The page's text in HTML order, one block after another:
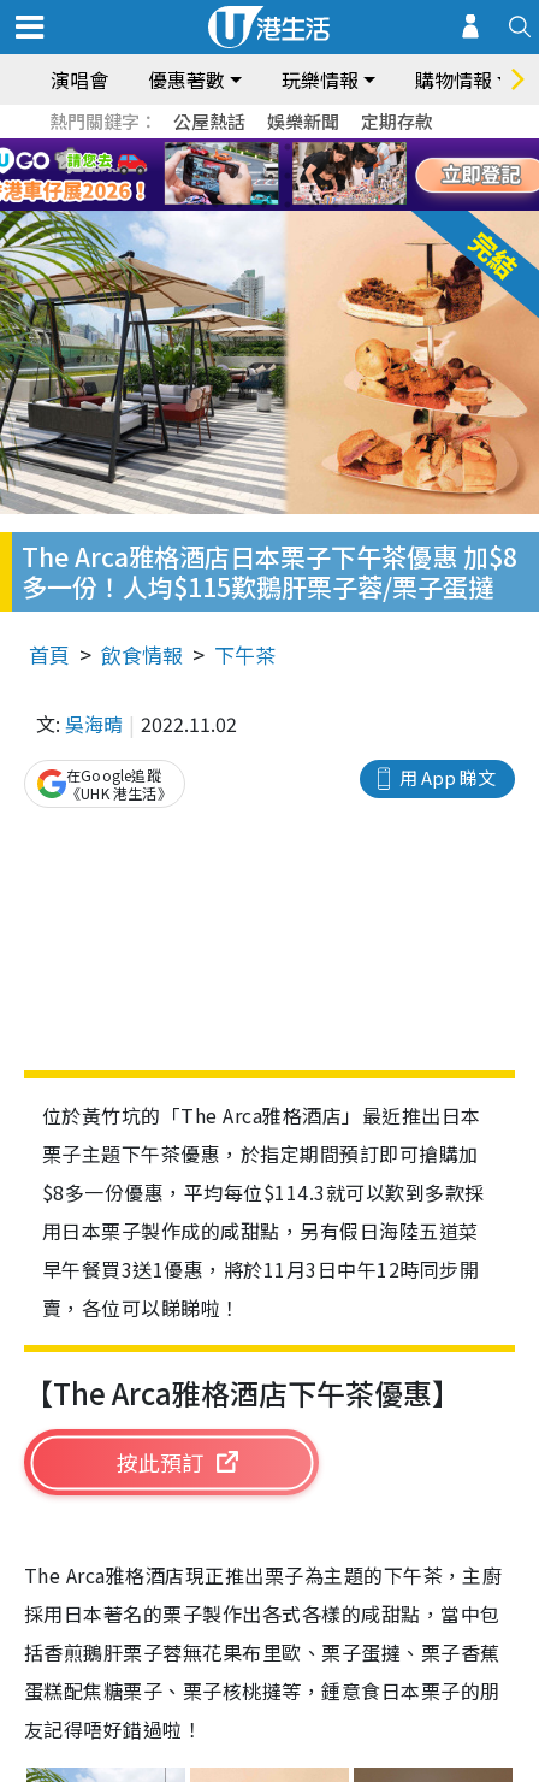
演唱會 優惠著數 玩樂情報 購物情報
熱門關鍵字： 公屋熱話 娛樂新聞 定期存款
The Arca雅格酒店日本栗子下午茶優惠 加$8
多一份！人均$115歎鵝肝栗子蓉/栗子蛋撻
首頁 飲食情報 下午茶
文: 吳海晴 2022.11.02
用 App 睇文
在Google追蹤
《UHK 港生活》
位於黃竹坑的「The Arca雅格酒店」最近推出日本
栗子主題下午茶優惠，於指定期間預訂即可搶購加
$8多一份優惠，平均每位$114.3就可以歎到多款採
用日本栗子製作成的咸甜點，另有假日海陸五道菜
早午餐買3送1優惠，將於11月3日中午12時同步開
賣，各位可以睇睇啦！
【The Arca雅格酒店下午茶優惠】
按此預訂
The Arca雅格酒店現正推出栗子為主題的下午茶，主廚
採用日本著名的栗子製作出各式各樣的咸甜點，當中包
括香煎鵝肝栗子蓉無花果布里歐、栗子蛋撻、栗子香蕉
蛋糕配焦糖栗子、栗子核桃撻等，鍾意食日本栗子的朋
友記得唔好錯過啦！